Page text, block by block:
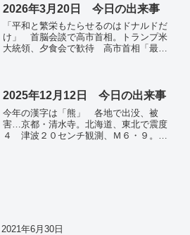
引き上げ、５月。愛知・西尾で「八十八
夜行事」、かすり着物姿の女性が新茶摘
み。韓国とＡＵＫＵＳ、技術協力へ 対
北朝鮮・中国で抑止力強化。コロンビア
大に警官隊突入 ガザ反戦学生デモを排
2026年3月20日 今日の出来事
「平和と繁栄もたらせるのはドナルドだ
け」 首脳会談で高市首相。トランプ米
大統領、夕食会で歓待 高市首相「最高
米投融資、第２弾は１１兆円 次世代原
制 トランプ米大統領「拉致解決」支持
―日米首脳会談。拉致家族「ありがた
い」 トランプ氏、解決への全面支持で
沖縄・辺野古転覆。「地上の楽園は、こ
2025年12月12日 今日の出来事
今年の漢字は「熊」 各地で出没、被
害…京都・清水寺。北海道、東北で震度
４ 津波２０センチ観測、Ｍ６・９。日
を一変…米誌タイム。
2021年6月30日